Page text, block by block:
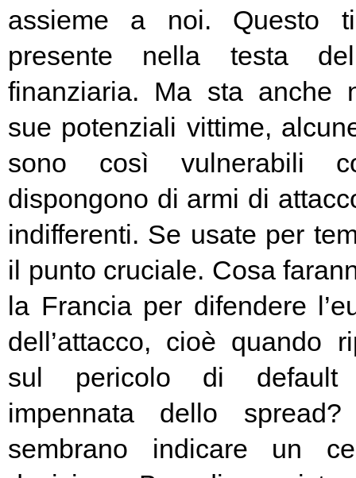
assieme a noi. Questo
presente nella testa
finanziaria. Ma sta anche
sue potenziali vittime,
sono così vulnerabili
dispongono di armi di
indifferenti. Se usate per
il punto cruciale. Cosa
la Francia per difendere
dell’attacco, cioè quando
sul pericolo di default
impennata dello
sembrano indicare un